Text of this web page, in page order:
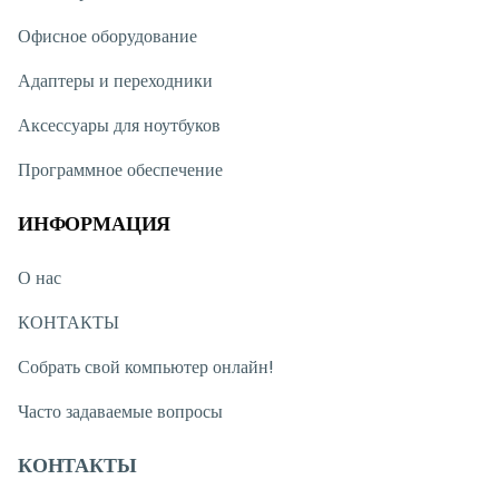
Офисное оборудование
Адаптеры и переходники
Аксессуары для ноутбуков
Программное обеспечение
ИНФОРМАЦИЯ
О нас
КОНТАКТЫ
Собрать свой компьютер онлайн!
Часто задаваемые вопросы
КОНТАКТЫ